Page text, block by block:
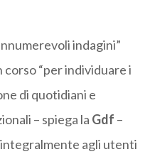
indagini”
corso “per individuare i
di quotidiani e
– spiega la Gdf –
agli utenti